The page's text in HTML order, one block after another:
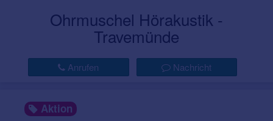
Ohrmuschel Hörakustik -
Travemünde
Anrufen Nachricht
Aktion